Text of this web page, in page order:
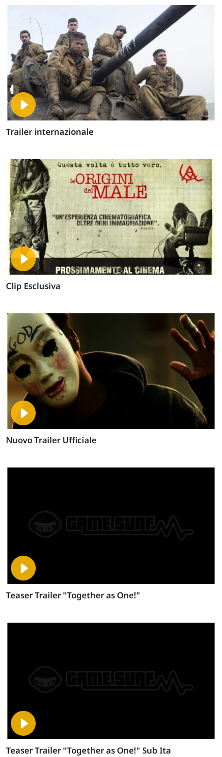
Trailer internazionale
Clip Esclusiva
Nuovo Trailer Ufficiale
Teaser Trailer "Together as One!"
Teaser Trailer "Together as One!" Sub Ita